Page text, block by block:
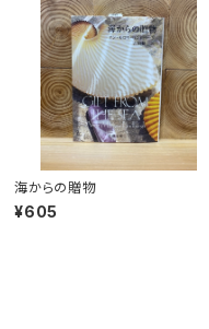
海からの贈物
¥605